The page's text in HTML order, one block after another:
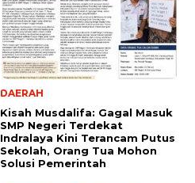
DAERAH
Kisah Musdalifa: Gagal Masuk
SMP Negeri Terdekat
Indralaya Kini Terancam Putus
Sekolah, Orang Tua Mohon
Solusi Pemerintah